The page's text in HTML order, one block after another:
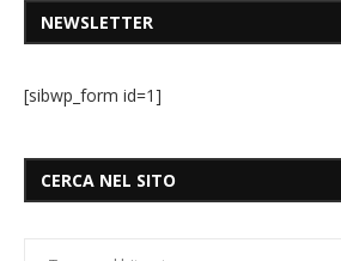
NEWSLETTER
[sibwp_form id=1]
CERCA NEL SITO